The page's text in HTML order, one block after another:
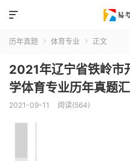

历年真题  体育专业  正文
2021年辽宁省铁岭市
学体育专业历年真题
2021-09-11 阅读(564)